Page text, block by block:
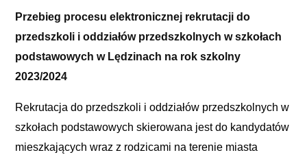
Przebieg procesu elektronicznej rekrutacji do
przedszkoli i oddziałów przedszkolnych w szkołach
podstawowych w Lędzinach na rok szkolny
2023/2024
Rekrutacja do przedszkoli i oddziałów przedszkolnych w
szkołach podstawowych skierowana jest do kandydatów
mieszkających wraz z rodzicami na terenie miasta